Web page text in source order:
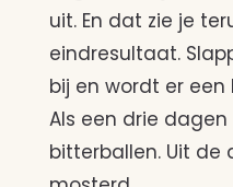
uit. En dat zie je
eindresultaat.
bij en wordt er
Als een drie
bitterballen. Uit de